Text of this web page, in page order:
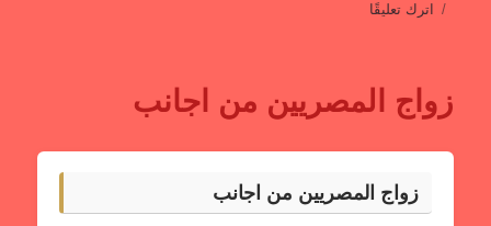
اترك تعليقًا
السن
من
المصريات
زواج المصريين من اجانب
زواج المصريين من اجانب